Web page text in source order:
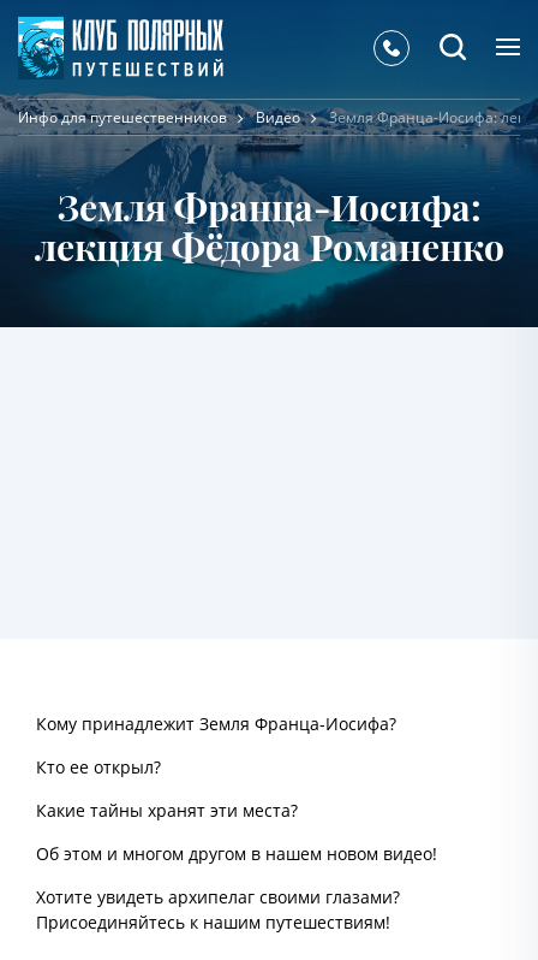
Инфо для путешественников Видео Земля Франца-Иосифа:
Земля Франца-Иосифа:
лекция Фёдора Романенко
Кому принадлежит Земля Франца-Иосифа?
Кто ее открыл?
Какие тайны хранят эти места?
Об этом и многом другом в нашем новом видео!
Хотите увидеть архипелаг своими глазами?
Присоединяйтесь к нашим путешествиям!